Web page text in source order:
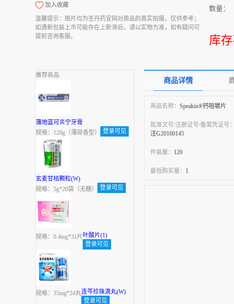
加入收藏
温馨提示：图片均为圣丹药宜网对原品的真实拍摄，仅供参考；
如遇新包装上市可能存在上新滞后，请以实物为准，如有疑问可
提前咨询客服。
数量：
库
推荐商品
蒲地蓝可炎宁牙膏
规格：120g（薄荷香型）
登录可见
玄麦甘桔颗粒(W)
规格：5g*20袋（无糖）
登录可见
叶酸片(1)
规格：0.4mg*31片
登录可见
连芩珍珠滴丸(W)
规格：35mg*24丸
登录可见
商品详情
商品名称： Speakin®钙咀嚼片
批准文号/注册证号/备案凭证号：
注G20160145
件装量： 120
最低购买量： 1